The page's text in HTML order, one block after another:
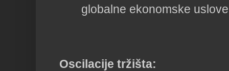
globalne ekonomske
Oscilacije tržišta: